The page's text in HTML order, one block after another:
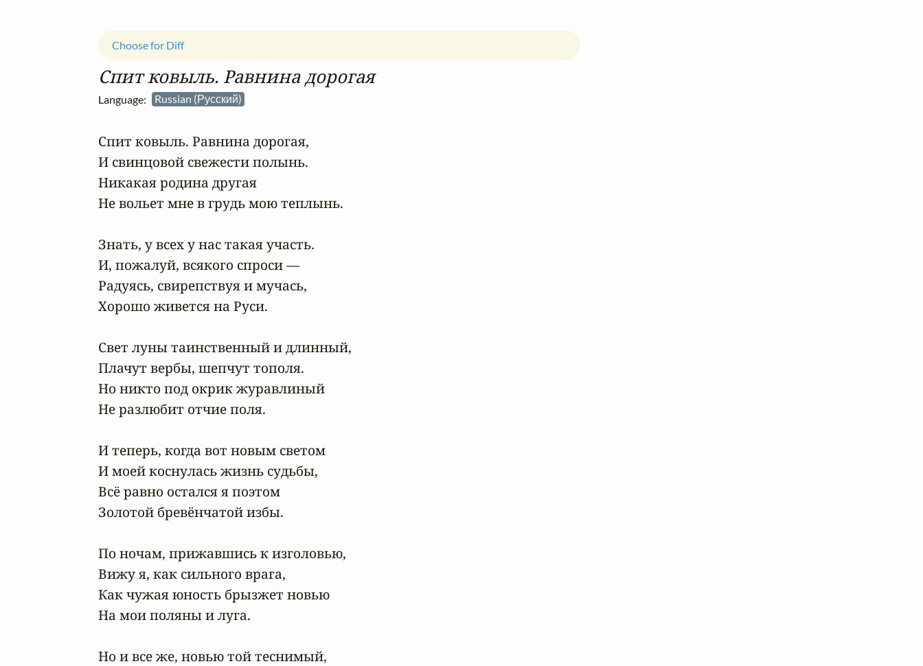
Спит ковыль. Равнина дорогая
Language: Russian (Русский)
Choose for Diff
Спит ковыль. Равнина дорогая,
И свинцовой свежести полынь.
Никакая родина другая
Не вольет мне в грудь мою теплынь.
Знать, у всех у нас такая участь.
И, пожалуй, всякого спроси —
Радуясь, свирепствуя и мучась,
Хорошо живется на Руси.
Свет луны таинственный и длинный,
Плачут вербы, шепчут тополя.
Но никто под окрик журавлиный
Не разлюбит отчие поля.
И теперь, когда вот новым светом
И моей коснулась жизнь судьбы,
Всё равно остался я поэтом
Золотой бревёнчатой избы.
По ночам, прижавшись к изголовью,
Вижу я, как сильного врага,
Как чужая юность брызжет новью
На мои поляны и луга.
Но и все же, новью той теснимый,